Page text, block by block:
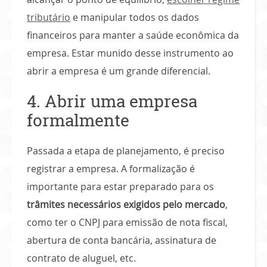
tributário e manipular todos os dados
financeiros para manter a saúde econômica da
empresa. Estar munido desse instrumento ao
abrir a empresa é um grande diferencial.
4. Abrir uma empresa
formalmente
Passada a etapa de planejamento, é preciso
registrar a empresa. A formalização é
importante para estar preparado para os
trâmites necessários exigidos pelo mercado,
como ter o CNPJ para emissão de nota fiscal,
abertura de conta bancária, assinatura de
contrato de aluguel, etc.